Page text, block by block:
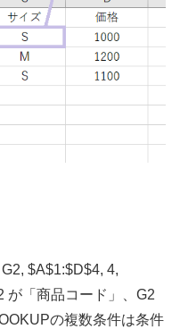
$A$1:$D$4, 4,
が「商品コード」、G2
の複数条件は条件